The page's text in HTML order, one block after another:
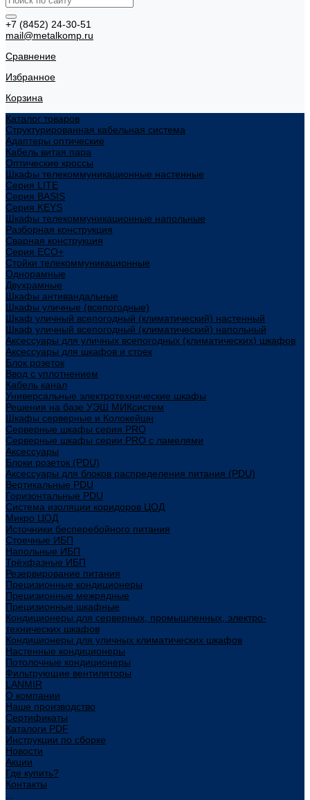
+7 (8452) 24-30-51
mail@metalkomp.ru
Сравнение
Избранное
Корзина
Каталог товаров
Структурированная кабельная система
Адаптеры оптические
Кабель витая пара
Оптические кроссы
Шкафы телекоммуникационные настенные
Cерия LITE
Cерия BASIS
Cерия KEYS
Шкафы телекоммуникационные напольные
Разборная конструкция
Сварная конструкция
Серия ECO+
Стойки телекоммуникационные
Однорамные
Двухрамные
Шкафы антивандальные
Шкафы уличные (всепогодные)
Шкаф уличный всепогодный (климатический) настенный
Шкаф уличный всепогодный (климатический) напольный
Аксессуары для уличных всепогодных (климатических) шкафов
Аксессуары для шкафов и стоек
Блок розеток
Ввод с уплотнением
Кабель канал
Универсальные электротехнические шкафы
Решения на базе УЭШ МИКсистем
Шкафы серверные и Колокейшн
Серверные шкафы серия PRO
Серверные шкафы серии PRO с ламелями
Аксессуары
Блоки розеток (PDU)
Аксессуары для блоков распределения питания (PDU)
Вертикальные PDU
Горизонтальные PDU
Система изоляции коридоров ЦОД
Микро ЦОД
Источники бесперебойного питания
Стоечные ИБП
Напольные ИБП
Трёхфазные ИБП
Резервирование питания
Прецизионные кондиционеры
Прецизионные межрядные
Прецизионные шкафные
Кондиционеры для серверных, промышленных, электро-
технических шкафов
Кондиционеры для уличных климатических шкафов
Настенные кондиционеры
Потолочные кондиционеры
Фильтрующие вентиляторы
LANMIR
О компании
Наше производство
Сертификаты
Каталоги PDF
Инструкции по сборке
Новости
Акции
Где купить?
Контакты